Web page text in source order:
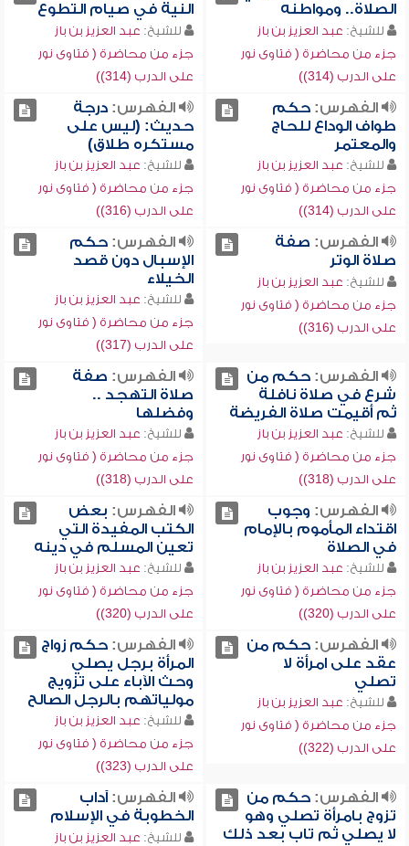
الصلاة.. ومواطنه
للشيخ: عبد العزيز بن باز
جزء من محاضرة ( فتاوى نور
على الدرب (314))
النية في صيام التطوع
للشيخ: عبد العزيز بن باز
جزء من محاضرة ( فتاوى نور
على الدرب (314))
الفهرس:حكم
طواف الوداع للحاج
والمعتمر
للشيخ: عبد العزيز بن باز
جزء من محاضرة ( فتاوى نور
على الدرب (314))
الفهرس:درجة
حديث: (ليس على
مستكره طلاق)
للشيخ: عبد العزيز بن باز
جزء من محاضرة ( فتاوى نور
على الدرب (316))
الفهرس: صفة
صلاة الوتر
للشيخ: عبد العزيز بن باز
جزء من محاضرة ( فتاوى نور
على الدرب (316))
الفهرس:حكم
الإسبال دون قصد
الخيلاء
للشيخ: عبد العزيز بن باز
جزء من محاضرة ( فتاوى نور
على الدرب (317))
الفهرس:حكم من
شرع في صلاة نافلة
ثم أقيمت صلاة الفريضة
للشيخ: عبد العزيز بن باز
جزء من محاضرة ( فتاوى نور
على الدرب (318))
الفهرس: صفة
صلاة التهجد ..
وفضلها
للشيخ: عبد العزيز بن باز
جزء من محاضرة ( فتاوى نور
على الدرب (318))
الفهرس: وجوب
اقتداء المأموم بالإمام
في الصلاة
للشيخ: عبد العزيز بن باز
جزء من محاضرة ( فتاوى نور
على الدرب (320))
الفهرس: بعض
الكتب المفيدة التي
تعين المسلم في دينه
للشيخ: عبد العزيز بن باز
جزء من محاضرة ( فتاوى نور
على الدرب (320))
الفهرس:حكم من
عقد على امرأة لا
تصلي
للشيخ: عبد العزيز بن باز
جزء من محاضرة ( فتاوى نور
على الدرب (322))
الفهرس:حكم زواج
المرأة برجل يصلي
وحث الآباء على تزويج
مولياتهم بالرجل الصالح
للشيخ: عبد العزيز بن باز
جزء من محاضرة ( فتاوى نور
على الدرب (323))
الفهرس:حكم من
تزوج بامرأة تصلي وهو
لا يصلي ثم تاب بعد ذلك
الفهرس:آداب
الخطوبة في الإسلام
للشيخ: عبد العزيز بن باز